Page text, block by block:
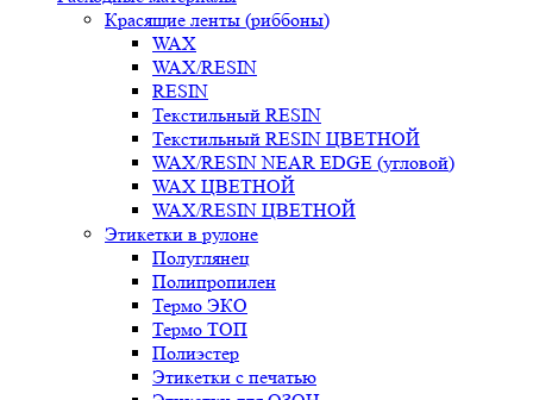
Красящие ленты (риббоны)
WAX
WAX/RESIN
RESIN
Текстильный RESIN
Текстильный RESIN ЦВЕТНОЙ
WAX/RESIN NEAR EDGE (угловой)
WAX ЦВЕТНОЙ
WAX/RESIN ЦВЕТНОЙ
Этикетки в рулоне
Полуглянец
Полипропилен
Термо ЭКО
Термо ТОП
Полиэстер
Этикетки с печатью